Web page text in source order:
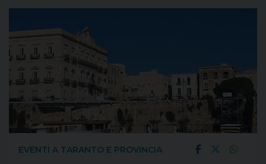
EVENTI A TARANTO E PROVINCIA